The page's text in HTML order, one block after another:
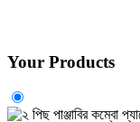
Your Products